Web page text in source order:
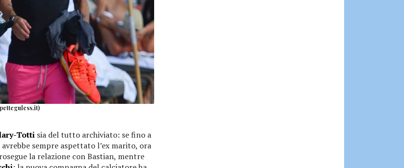
Totti sia del tutto archiviato: se fino a
sempre aspettato l’ex marito, ora
la relazione con Bastian, mentre